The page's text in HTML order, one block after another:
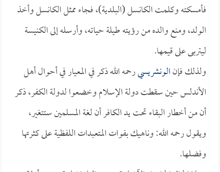
فأمسكته وكلمت الكانسل (البلدية)، فجاء ممثل الكانسل وأخذ
الولد، ومنع والده من رؤيته طيلة حياته، وأرسله إلى الكنيسة
ليتربى على قيمها.
ولذلك فإنالونشريسيرحمه الله ذكر في المعيار في أحوال أهل
الأندلس حين سقطت دولة الإسلام وخضعوا لدولة الكفر، ذكر
أن من أخطار البقاء تحت يد الكافر أن لغة المسلمين ستتغير،
ويقول رحمه الله: وناهيك بفوات المتعبدات اللفظية على كثرتها
وفضلها.